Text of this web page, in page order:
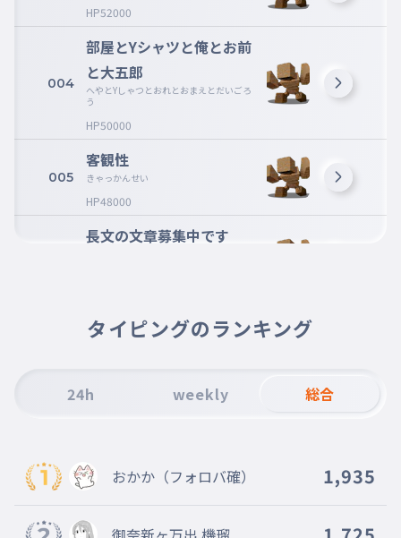
HP52000
004
部屋とYシャツと俺とお前
と大五郎
へやとYしゃつとおれとおまえとだいごろ
う
HP50000
005
客観性
きゃっかんせい
HP48000
長文の文章募集中です
愛は自然界の第二の太陽で
HP44000
HP41000
タイピングのランキング
24h weekly 総合
おかか（フォロバ確） 1,935